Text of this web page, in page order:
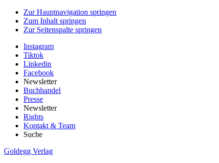
Zur Hauptnavigation springen
Zum Inhalt springen
Zur Seitenspalte springen
Instagram
Tiktok
Linkedin
Facebook
Newsletter
Buchhandel
Presse
Newsletter
Rights
Kontakt & Team
Suche
Goldegg Verlag